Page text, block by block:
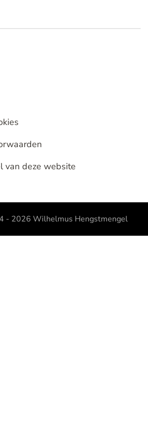
van deze website
- 2026 Wilhelmus Hengstmengel